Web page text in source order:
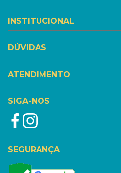
INSTITUCIONAL
DÚVIDAS
ATENDIMENTO
SIGA-NOS
SEGURANÇA